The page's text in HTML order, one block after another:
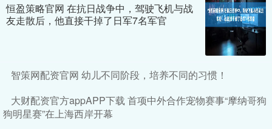
恒盈策略官网 在抗日战争中，驾驶飞机与战
友走散后，他直接干掉了日军7名军官
智策网配资官网 幼儿不同阶段，培养不同的习惯！
大财配资官方appAPP下载 首项中外合作宠物赛事“摩纳哥狗
狗明星赛”在上海西岸开幕